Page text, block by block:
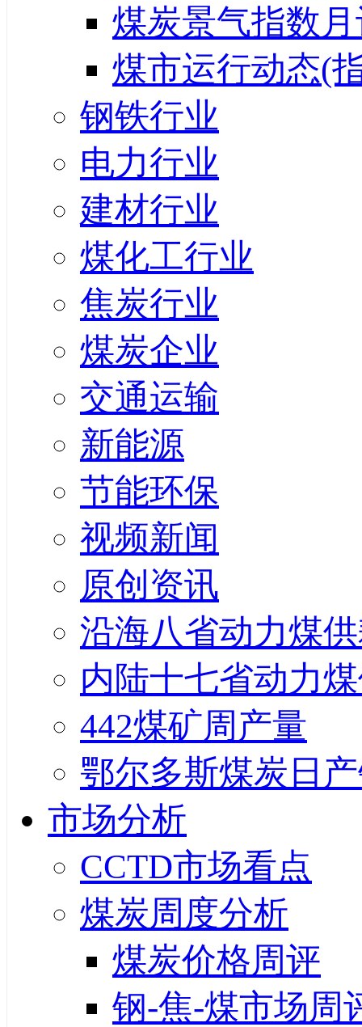
煤炭景气指数
煤市运行动态(
钢铁行业
电力行业
建材行业
煤化工行业
焦炭行业
煤炭企业
交通运输
新能源
节能环保
视频新闻
原创资讯
沿海八省动力煤
内陆十七省动力
442煤矿周产量
鄂尔多斯煤炭日
市场分析
CCTD市场看点
煤炭周度分析
煤炭价格周评
钢-焦-煤市场周